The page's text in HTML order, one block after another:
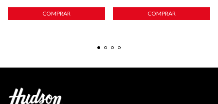
COMPRAR COMPRAR